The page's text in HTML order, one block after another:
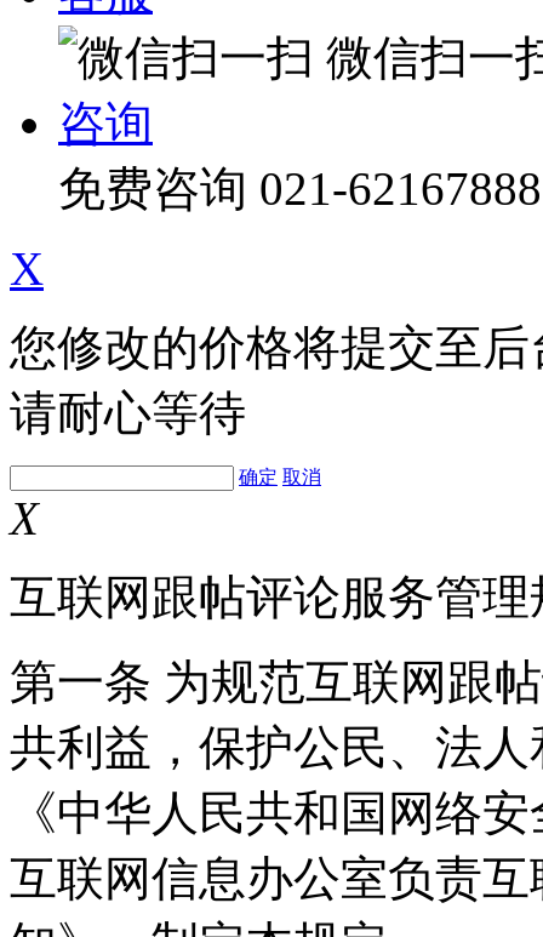
微信扫一
咨询
免费咨询 021-62167888
X
您修改的价格将提交至
请耐心等待
确定 取消
X
互联网跟帖评论服务管理
第一条 为规范互联网跟
共利益，保护公民、法
《中华人民共和国网络
互联网信息办公室负责